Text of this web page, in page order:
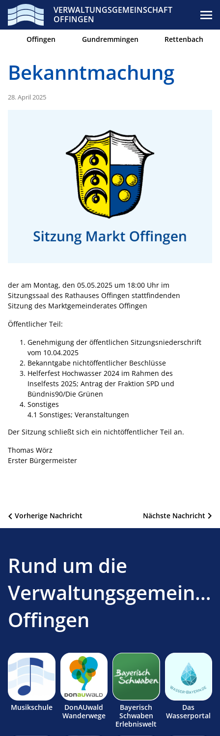
VERWALTUNGSGEMEINSCHAFT
OFFINGEN
Offingen Gundremmingen Rettenbach
Bekanntmachung
28. April 2025
der am Montag, den 05.05.2025 um 18:00 Uhr im
Sitzungssaal des Rathauses Offingen stattfindenden
Sitzung des Marktgemeinderates Offingen
Öffentlicher Teil:
Genehmigung der öffentlichen Sitzungsniederschrift
vom 10.04.2025
Bekanntgabe nichtöffentlicher Beschlüsse
Helferfest Hochwasser 2024 im Rahmen des
Inselfests 2025; Antrag der Fraktion SPD und
Bündnis90/Die Grünen
Sonstiges
4.1 Sonstiges; Veranstaltungen
Der Sitzung schließt sich ein nichtöffentlicher Teil an.
Thomas Wörz
Erster Bürgermeister
Beitragsnavigation Nächste Nachricht
Vorherige Nachricht
Rund um die
Offingen
Musikschule
DonAUwald
Wanderwege
Bayerisch
Schwaben
Erlebniswelt
Das
Wasserportal